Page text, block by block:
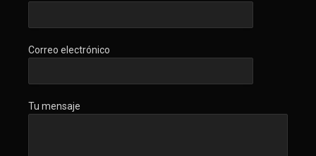
Correo electrónico
Tu mensaje